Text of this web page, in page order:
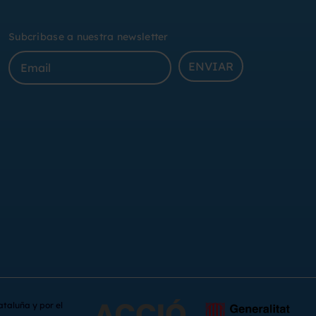
Subcribase a nuestra newsletter
ENVIAR
y por el